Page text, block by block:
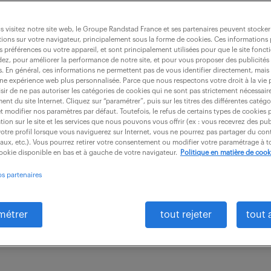
(f/h)
CDI 45 000 - 55 000 € / an
Générale à Nantes, vous vous chargerez en
le secteur Normandie : Commerce & Relation
visitez notre site web, le Groupe Randstad France et ses partenaires peuvent
sur votre navigateur, principalement sous la forme de cookies. Ces informations
préférences ou votre appareil, et sont principalement utilisées pour que le site
pour améliorer la performance de notre site, et pour vous proposer des publicités
En général, ces informations ne permettent pas de vous identifier directement,
expérience web plus personnalisée. Parce que nous respectons votre droit à la vie
de ne pas autoriser les catégories de cookies qui ne sont pas strictement
du site Internet. Cliquez sur “paramétrer”, puis sur les titres des différentes
modifier nos paramètres par défaut. Toutefois, le refus de certains types de cookies
sur le site et les services que nous pouvons vous offrir (ex : vous recevrez des
profil lorsque vous naviguerez sur Internet, vous ne pourrez pas partager du
etc.). Vous pourrez retirer votre consentement ou modifier votre paramétrage à
disponible en bas et à gauche de votre navigateur.
Politique en matière de
partenaires
tout rejeter tout